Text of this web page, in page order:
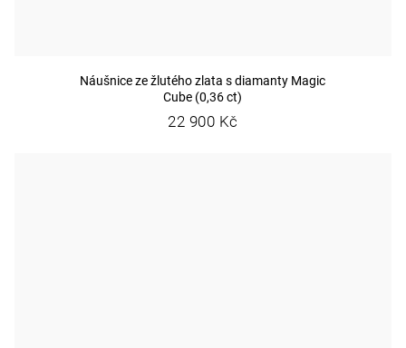
Náušnice ze žlutého zlata s diamanty Magic
Cube (0,36 ct)
22 900 Kč